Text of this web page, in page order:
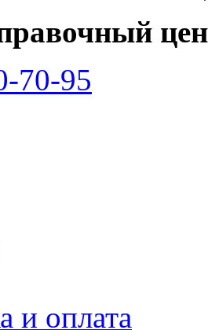
70-95
и оплата